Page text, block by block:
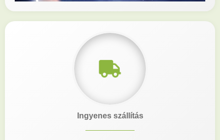
Ingyenes szállítás